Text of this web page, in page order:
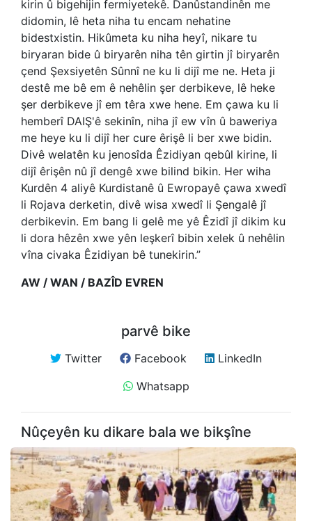
kirin û bigehijin fermiyetekê. Danûstandinên me
didomin, lê heta niha tu encam nehatine
bidestxistin. Hikûmeta ku niha heyî, nikare tu
biryaran bide û biryarên niha tên girtin jî biryarên
çend Şexsiyetên Sûnnî ne ku li dijî me ne. Heta ji
destê me bê em ê nehêlin şer derbikeve, lê heke
şer derbikeve jî em têra xwe hene. Em çawa ku li
hemberî DAIŞ'ê sekinîn, niha jî ew vîn û baweriya
me heye ku li dijî her cure êrişê li ber xwe bidin.
Divê welatên ku jenosîda Êzidiyan qebûl kirine, li
dijî êrişên nû jî dengê xwe bilind bikin. Her wiha
Kurdên 4 aliyê Kurdistanê û Ewropayê çawa xwedî
li Rojava derketin, divê wisa xwedî li Şengalê jî
derbikevin. Em bang li gelê me yê Êzidî jî dikim ku
li dora hêzên xwe yên leşkerî bibin xelek û nehêlin
vîna civaka Êzidiyan bê tunekirin.”
AW / WAN / BAZÎD EVREN
parvê bike
Twitter Facebook
LinkedIn
Whatsapp
Nûçeyên ku dikare bala we bikşîne